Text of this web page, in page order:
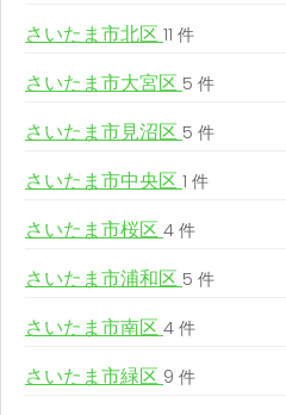
さいたま市北区 11 件
さいたま市大宮区 5 件
さいたま市見沼区 5 件
さいたま市中央区 1 件
さいたま市桜区 4 件
さいたま市浦和区 5 件
さいたま市南区 4 件
さいたま市緑区 9 件